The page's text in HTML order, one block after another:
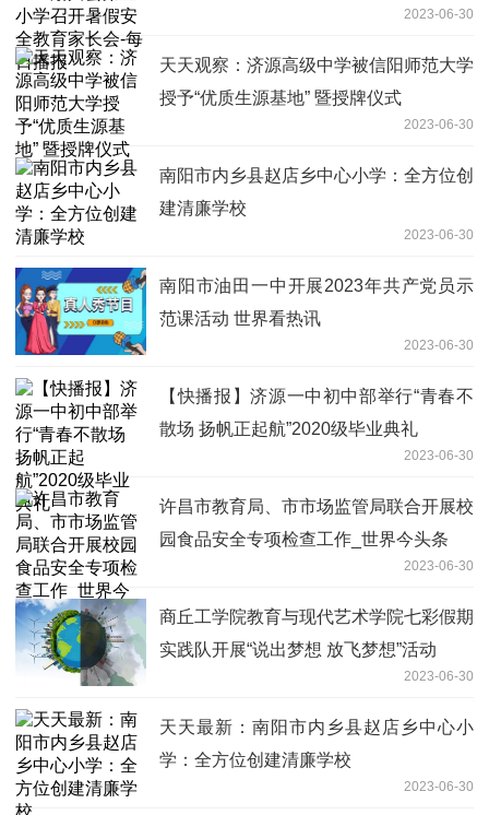
2023-06-30
天天观察：济源高级中学被信阳师范大学
授予“优质生源基地” 暨授牌仪式
2023-06-30
南阳市内乡县赵店乡中心小学：全方位创
建清廉学校
2023-06-30
南阳市油田一中开展2023年共产党员示
范课活动 世界看热讯
2023-06-30
【快播报】济源一中初中部举行“青春不
散场 扬帆正起航”2020级毕业典礼
2023-06-30
许昌市教育局、市市场监管局联合开展校
园食品安全专项检查工作_世界今头条
2023-06-30
商丘工学院教育与现代艺术学院七彩假期
实践队开展“说出梦想 放飞梦想”活动
2023-06-30
天天最新：南阳市内乡县赵店乡中心小
学：全方位创建清廉学校
2023-06-30